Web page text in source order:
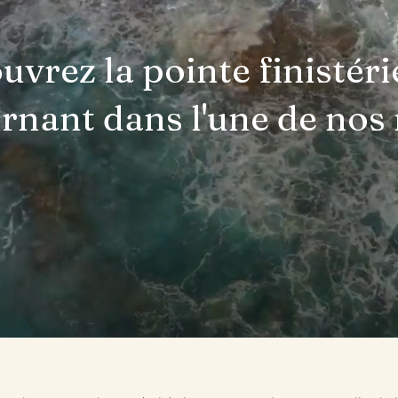
la pointe
dans l'une de nos